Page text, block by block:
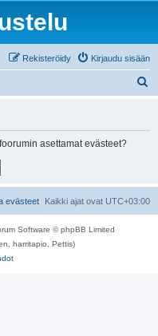
Kirjaudu sisään
Rekisteröidy
asettamat evästeet?
Kaikki ajat ovat UTC+03:00
evästeet
Software © phpBB Limited
harritapio, Pettis)